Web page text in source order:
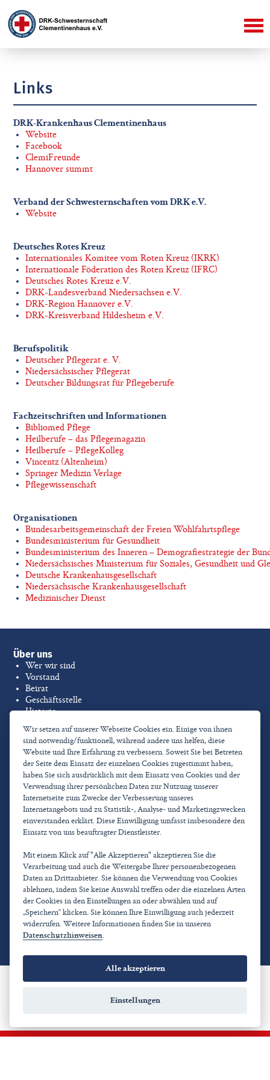
Links
DRK-Krankenhaus Clementinenhaus
Website
Facebook
ClemiFreunde
Hannover summt
Verband der Schwesternschaften vom DRK e.V.
Website
Deutsches Rotes Kreuz
Internationales Komitee vom Roten Kreuz (IKRK)
Internationale Föderation des Roten Kreuz (IFRC)
Deutsches Rotes Kreuz e.V.
DRK-Landesverband Niedersachsen e.V.
DRK-Region Hannover e.V.
DRK-Kreisverband Hildesheim e.V.
Berufspolitik
Deutscher Pflegerat e. V.
Niedersächsischer Pflegerat
Deutscher Bildungsrat für Pflegeberufe
Fachzeitschriften und Informationen
Bibliomed Pflege
Heilberufe – das Pflegemagazin
Heilberufe – PflegeKolleg
Vincentz (Altenheim)
Springer Medizin Verlage
Pflegewissenschaft
Organisationen
Bundesarbeitsgemeinschaft der Freien Wohlfahrtspflege
Bundesministerium für Gesundheit
Bundesministerium des Inneren – Demografiestrategie der
Niedersächsisches Ministerium für Soziales, Gesundheit und
Deutsche Krankenhausgesellschaft
Niedersächsische Krankenhausgesellschaft
Medizinischer Dienst
Über uns
Wer wir sind
Vorstand
Beirat
Geschäftsstelle
Historie
Ihre Karriere
Stellenangebote
Ausbildung
Publikationen
Publikationen
Mitgliedermagazin
Broschüren, Bücher, Flyer des Verbands
Kontakt
Kontakt
Impressum
Datenschutz
Links
Wir setzen auf unserer Webseite Cookies ein. Einige von ihnen
sind notwendig/funktionell, während andere uns helfen, diese
Website und Ihre Erfahrung zu verbessern. Soweit Sie bei Betreten
der Seite dem Einsatz der einzelnen Cookies zugestimmt haben,
haben Sie sich ausdrücklich mit dem Einsatz von Cookies und der
Verwendung ihrer persönlichen Daten zur Nutzung unserer
Internetseite zum Zwecke der Verbesserung unseres
Internetangebots und zu Statistik-, Analyse- und Marketingzwecken
einverstanden erklärt. Diese Einwilligung umfasst insbesondere den
Einsatz von uns beauftragter Dienstleister.
Mit einem Klick auf "Alle Akzeptieren" akzeptieren Sie die
Verarbeitung und auch die Weitergabe Ihrer personenbezogenen
Daten an Drittanbieter. Sie können die Verwendung von Cookies
ablehnen, indem Sie keine Auswahl treffen oder die einzelnen Arten
der Cookies in den Einstellungen an oder abwählen und auf
„Speichern“ klicken. Sie können Ihre Einwilligung auch jederzeit
widerrufen. Weitere Informationen finden Sie in unseren
Datenschutzhinweisen.
Alle akzeptieren
Einstellungen